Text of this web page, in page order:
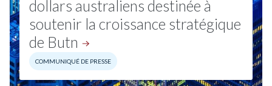
dollars australiens destinée à
soutenir la croissance stratégique
de Butn
COMMUNIQUÉ DE PRESSE